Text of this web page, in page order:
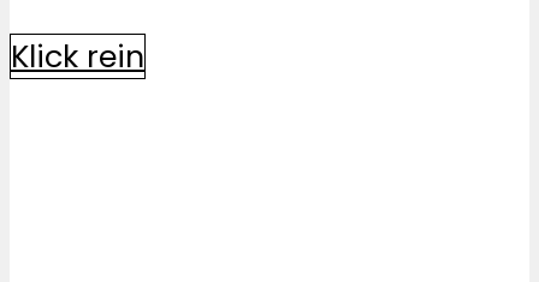
Klick rein